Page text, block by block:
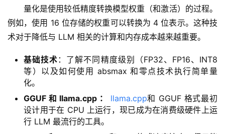
白
量化是使用较低精度转换模型权重（和激活）的过程。
例如，使用 16 位存储的权重可以转换为 4 位表示。这种技
术对于降低与 LLM 相关的计算和内存成本越来越重要。
基础技术 ：了解不同精度级别（FP32、FP16、INT8
等）以及如何使用 absmax 和零点技术执行简单量
化。
GGUF 和 llama.cpp ： llama.cpp和 GGUF 格式最初
设计用于在 CPU 上运行，现已成为在消费级硬件上运
行 LLM 最流行的工具。